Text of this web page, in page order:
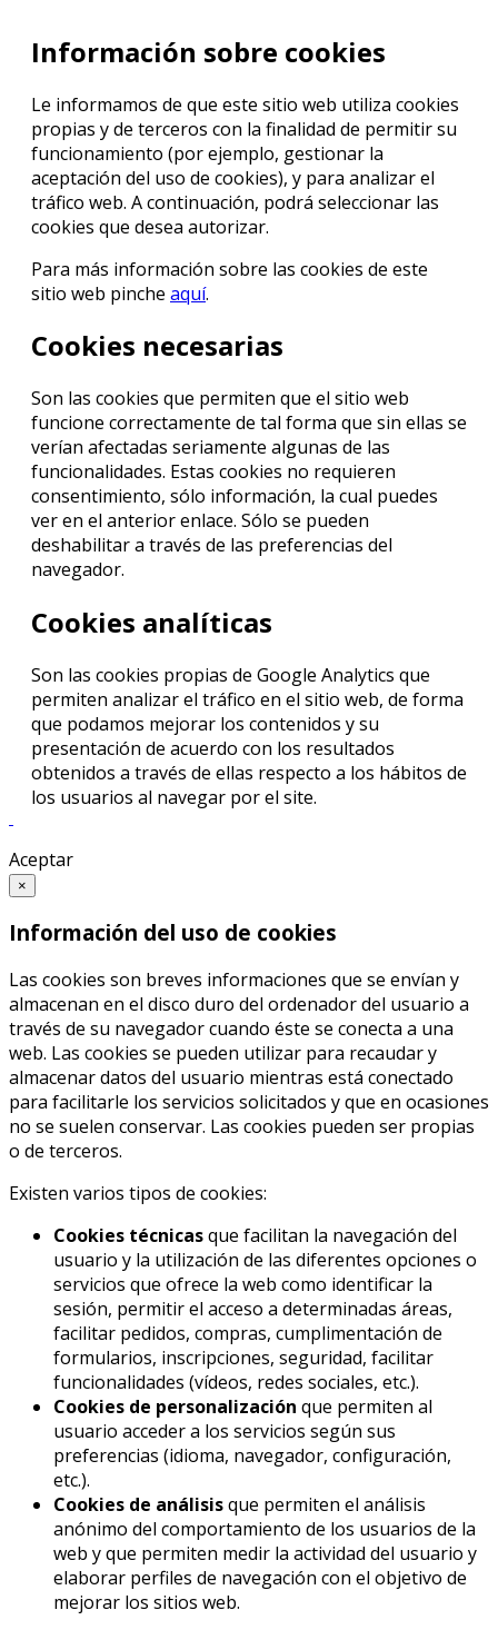
Información sobre cookies
Le informamos de que este sitio web utiliza cookies
propias y de terceros con la finalidad de permitir su
funcionamiento (por ejemplo, gestionar la
aceptación del uso de cookies), y para analizar el
tráfico web. A continuación, podrá seleccionar las
cookies que desea autorizar.
Para más información sobre las cookies de este
sitio web pinche aquí.
Cookies necesarias
Son las cookies que permiten que el sitio web
funcione correctamente de tal forma que sin ellas se
verían afectadas seriamente algunas de las
funcionalidades. Estas cookies no requieren
consentimiento, sólo información, la cual puedes
ver en el anterior enlace. Sólo se pueden
deshabilitar a través de las preferencias del
navegador.
Cookies analíticas
Son las cookies propias de Google Analytics que
permiten analizar el tráfico en el sitio web, de forma
que podamos mejorar los contenidos y su
presentación de acuerdo con los resultados
obtenidos a través de ellas respecto a los hábitos de
los usuarios al navegar por el site.
Aceptar
×
Información del uso de cookies
Las cookies son breves informaciones que se envían y
almacenan en el disco duro del ordenador del usuario a
través de su navegador cuando éste se conecta a una
web. Las cookies se pueden utilizar para recaudar y
almacenar datos del usuario mientras está conectado
para facilitarle los servicios solicitados y que en ocasiones
no se suelen conservar. Las cookies pueden ser propias
o de terceros.
Existen varios tipos de cookies:
Cookies técnicasque facilitan la navegación del
usuario y la utilización de las diferentes opciones o
servicios que ofrece la web como identificar la
sesión, permitir el acceso a determinadas áreas,
facilitar pedidos, compras, cumplimentación de
formularios, inscripciones, seguridad, facilitar
funcionalidades (vídeos, redes sociales, etc.).
Cookies de personalización que permiten al
usuario acceder a los servicios según sus
preferencias (idioma, navegador, configuración,
etc.).
Cookies de análisisque permiten el análisis
anónimo del comportamiento de los usuarios de la
web y que permiten medir la actividad del usuario y
elaborar perfiles de navegación con el objetivo de
mejorar los sitios web.